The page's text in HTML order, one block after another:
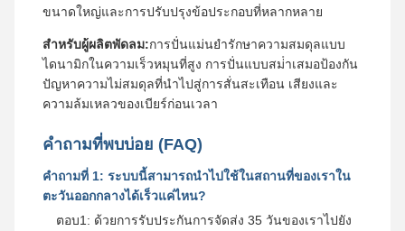
ขนาดใหญ่และการปรับปรุงข้อประกอบที่หลากหลาย
สําหรับผู้ผลิตพัดลม:การปั่นแม่นยํารักษาความสมดุลแบบ
ไดนามิกในความเร็วหมุนที่สูง การปั่นแบบสม่ําเสมอป้องกัน
ปัญหาความไม่สมดุลที่นําไปสู่การสั่นสะเทือน เสียงและ
ความล้มเหลวของเบียร์ก่อนเวลา
คําถามที่พบบ่อย (FAQ)
คําถามที่ 1: ระบบนี้สามารถนําไปใช้ในสถานที่ของเราใน
ตะวันออกกลางได้เร็วแค่ไหน?
ตอบ1: ด้วยการรับประกันการจัดส่ง 35 วันของเราไปยัง